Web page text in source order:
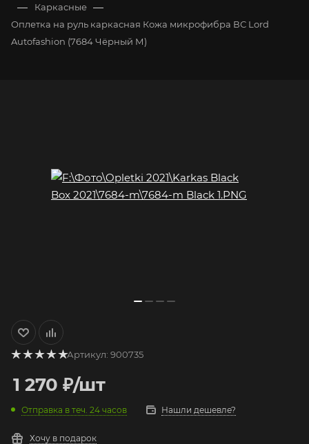
— Каркасные —
Оплетка на руль каркасная Кожа микрофибра ВС Lord
Autofashion (7684 Чёрный М)
Артикул: 900735
1 270 ₽/шт
Отправка в теч. 24 часов Нашли дешевле?
Хочу в подарок